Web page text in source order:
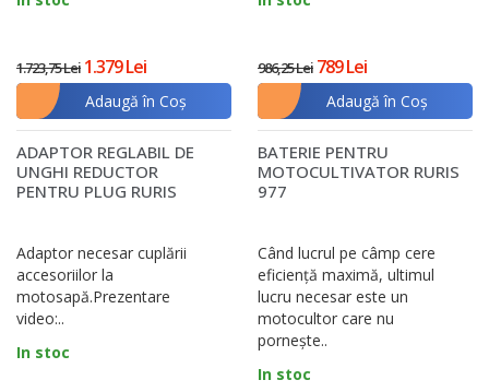
1.723,75 Lei 1.379 Lei
Adaugă în Coş
986,25 Lei 789 Lei
Adaugă în Coş
ADAPTOR REGLABIL DE
UNGHI REDUCTOR
PENTRU PLUG RURIS
Adaptor necesar cuplării
accesoriilor la
motosapă.Prezentare
video:..
In stoc
BATERIE PENTRU
MOTOCULTIVATOR RURIS
977
Când lucrul pe câmp cere
eficiență maximă, ultimul
lucru necesar este un
motocultor care nu
pornește..
In stoc